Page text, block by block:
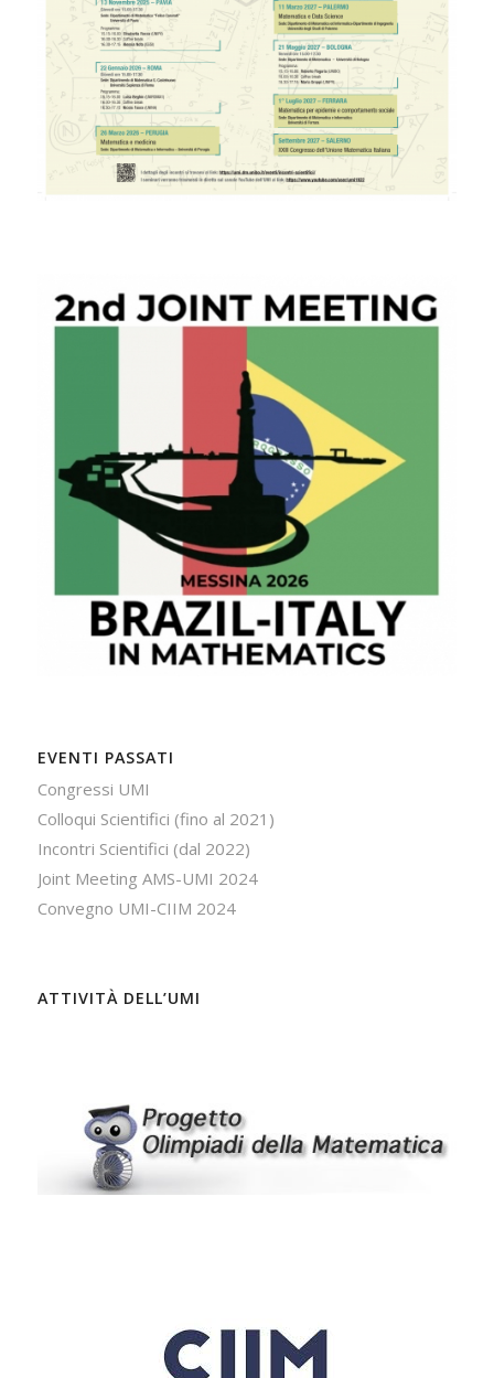
EVENTI PASSATI
Congressi UMI
Colloqui Scientifici (fino al 2021)
Incontri Scientifici (dal 2022)
Joint Meeting AMS-UMI 2024
Convegno UMI-CIIM 2024
ATTIVITÀ DELL’UMI